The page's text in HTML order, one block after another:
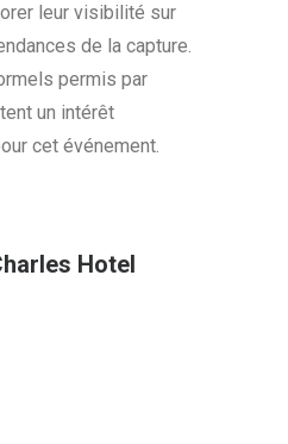
leur visibilité sur
de la capture.
permis par
un intérêt
cet événement.
Hotel